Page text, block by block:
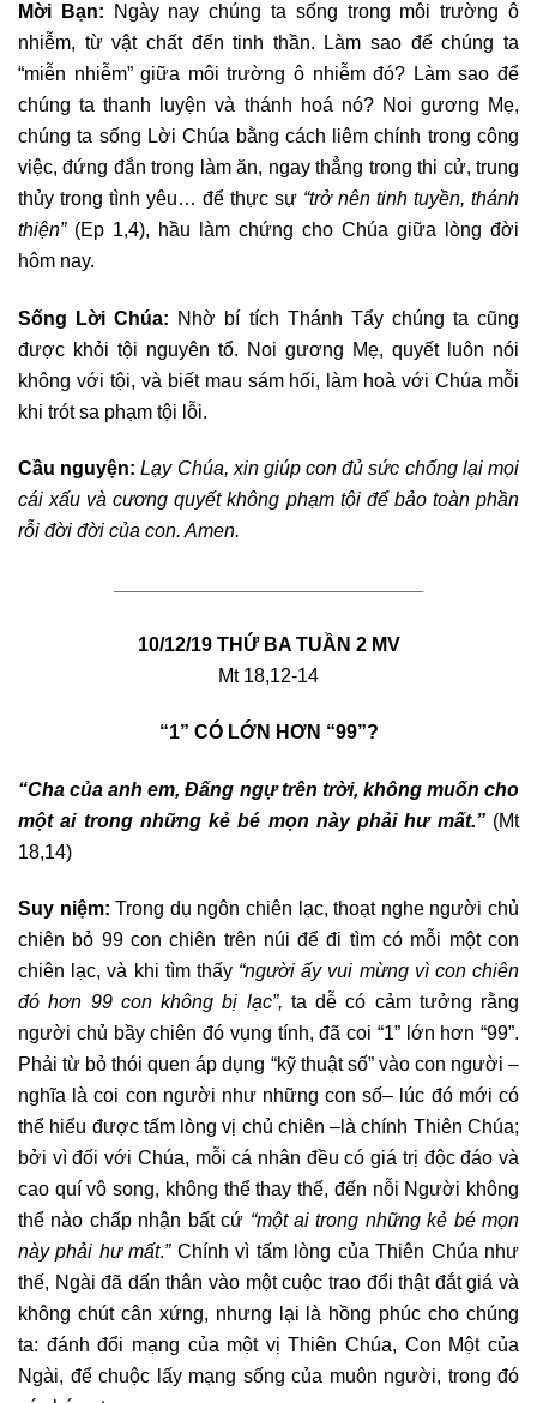
Mời Bạn: Ngày nay chúng ta sống trong môi trường ô
nhiễm, từ vật chất đến tinh thần. Làm sao để chúng ta
“miễn nhiễm” giữa môi trường ô nhiễm đó? Làm sao để
chúng ta thanh luyện và thánh hoá nó? Noi gương Mẹ,
chúng ta sống Lời Chúa bằng cách liêm chính trong công
việc, đứng đắn trong làm ăn, ngay thẳng trong thi cử, trung
thủy trong tình yêu… để thực sự “trở nên tinh tuyền, thánh
thiện”(Ep 1,4), hầu làm chứng cho Chúa giữa lòng đời
hôm nay.
Sống Lời Chúa: Nhờ bí tích Thánh Tẩy chúng ta cũng
được khỏi tội nguyên tổ. Noi gương Mẹ, quyết luôn nói
không với tội, và biết mau sám hối, làm hoà với Chúa mỗi
khi trót sa phạm tội lỗi.
Cầu nguyện: Lạy Chúa, xin giúp con đủ sức chống lại mọi
cái xấu và cương quyết không phạm tội để bảo toàn phần
rỗi đời đời của con. Amen.
————————————————————————————————-
10/12/19 THỨ BA TUẦN 2 MV
Mt 18,12-14
“1” CÓ LỚN HƠN “99”?
“Cha của anh em, Đấng ngự trên trời, không muốn cho
một ai trong những kẻ bé mọn này phải hư mất.” (Mt
18,14)
Suy niệm: Trong dụ ngôn chiên lạc, thoạt nghe người chủ
chiên bỏ 99 con chiên trên núi để đi tìm có mỗi một con
chiên lạc, và khi tìm thấy “người ấy vui mừng vì con chiên
đó hơn 99 con không bị lạc”, ta dễ có cảm tưởng rằng
người chủ bầy chiên đó vụng tính, đã coi “1” lớn hơn “99”.
Phải từ bỏ thói quen áp dụng “kỹ thuật số” vào con người –
nghĩa là coi con người như những con số– lúc đó mới có
thể hiểu được tấm lòng vị chủ chiên –là chính Thiên Chúa;
bởi vì đối với Chúa, mỗi cá nhân đều có giá trị độc đáo và
cao quí vô song, không thể thay thế, đến nỗi Người không
thể nào chấp nhận bất cứ “một ai trong những kẻ bé mọn
này phải hư mất.”Chính vì tấm lòng của Thiên Chúa như
thế, Ngài đã dấn thân vào một cuộc trao đổi thật đắt giá và
không chút cân xứng, nhưng lại là hồng phúc cho chúng
ta: đánh đổi mạng của một vị Thiên Chúa, Con Một của
Ngài, để chuộc lấy mạng sống của muôn người, trong đó